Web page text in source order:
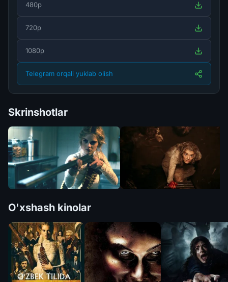
480p
720p
1080p
Telegram orqali yuklab olish
Skrinshotlar
O'xshash kinolar